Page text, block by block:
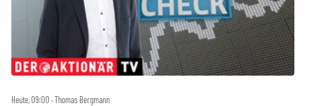
Heute, 09:00 ‧ Thomas Bergmann